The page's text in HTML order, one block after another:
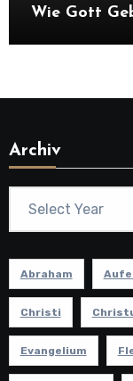
Wie Gott
Archiv
Abraham
Christi
Evangelium